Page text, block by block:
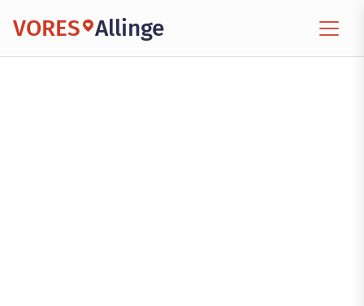
VORES Allinge